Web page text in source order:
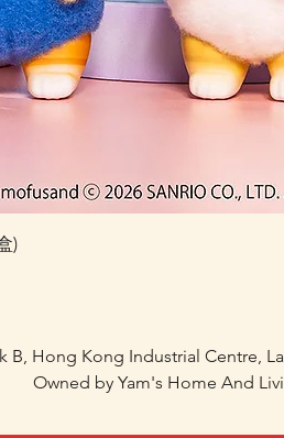
)
B, Hong Kong Industrial Centre,
Owned by Yam's Home And